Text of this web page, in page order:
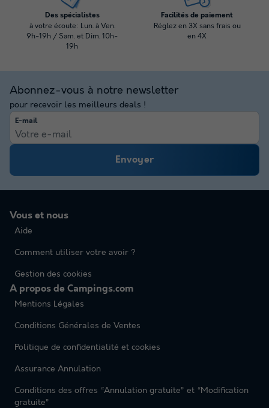
Des spécialistes
à votre écoute: Lun. à Ven.
9h-19h / Sam. et Dim. 10h-
19h
Facilités de paiement
Réglez en 3X sans frais ou
en 4X
Abonnez-vous à notre newsletter
pour recevoir les meilleurs deals !
E-mail
Envoyer
Vous et nous
Aide
Comment utiliser votre avoir ?
Gestion des cookies
A propos de Campings.com
Mentions Légales
Conditions Générales de Ventes
Politique de confidentialité et cookies
Assurance Annulation
Conditions des offres “Annulation gratuite” et “Modification
gratuite”